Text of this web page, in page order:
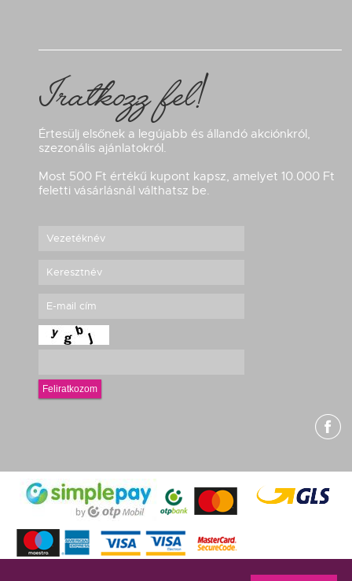
Iratkozz fel!
Értesülj elsőnek a legújabb és állandó akciónkról,
szezonális ajánlatokról.
Most 500 Ft értékű kupont kapsz, amelyet 10.000 Ft
feletti vásárlásnál válthatsz be.
Feliratkozom
g